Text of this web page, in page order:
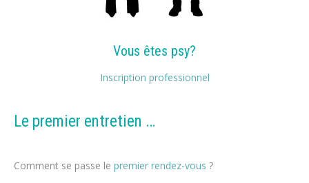
Vous êtes psy?
Inscription professionnel
Le premier entretien …
Comment se passe le premier rendez-vous ?